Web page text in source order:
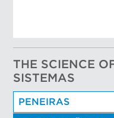
THE SCIENCE
SISTEMAS
PENEIRAS